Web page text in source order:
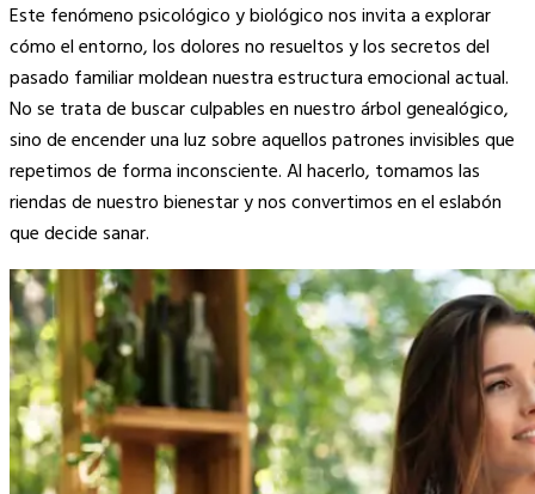
Este fenómeno psicológico y biológico nos invita a explorar
cómo el entorno, los dolores no resueltos y los secretos del
pasado familiar moldean nuestra estructura emocional actual.
No se trata de buscar culpables en nuestro árbol genealógico,
sino de encender una luz sobre aquellos patrones invisibles que
repetimos de forma inconsciente. Al hacerlo, tomamos las
riendas de nuestro bienestar y nos convertimos en el eslabón
que decide sanar.